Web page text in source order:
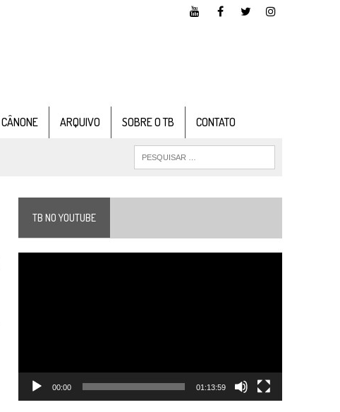
ARQUIVO SOBRE O TB CONTATO
TB NO YOUTUBE
00:00 01:13:59